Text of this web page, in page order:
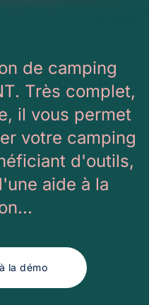
de camping
Très complet,
il vous permet
votre camping
d'outils,
aide à la
la démo